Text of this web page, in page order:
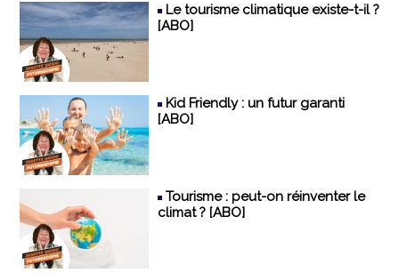
Le tourisme climatique existe-t-il ?
[ABO]
Kid Friendly : un futur garanti
[ABO]
Tourisme : peut-on réinventer le
climat ? [ABO]